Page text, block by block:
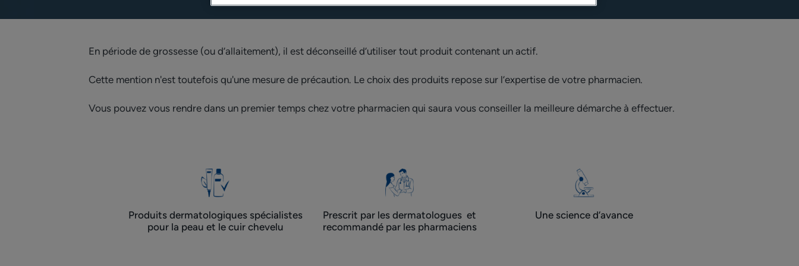
En période de grossesse (ou d’allaitement), il est déconseillé d’utiliser tout produit contenant un actif.
Cette mention n'est toutefois qu'une mesure de précaution. Le choix des produits repose sur l’expertise de votre pharmacien.
Vous pouvez vous rendre dans un premier temps chez votre pharmacien qui saura vous conseiller la meilleure démarche à effectuer.
Produits dermatologiques spécialistes
pour la peau et le cuir chevelu
Prescrit par les dermatologues ​ et
recommandé par les pharmaciens
Une science d’avance